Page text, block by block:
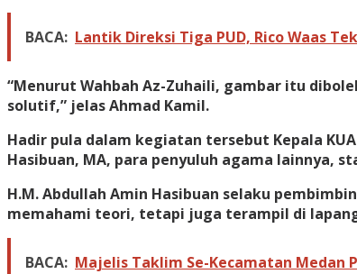
BACA: Lantik Direksi Tiga PUD, Rico Waas
“Menurut Wahbah Az-Zuhaili, gambar itu
solutif,” jelas Ahmad Kamil.
Hadir pula dalam kegiatan tersebut Kepala
Hasibuan, MA, para penyuluh agama lainnya,
H.M. Abdullah Amin Hasibuan selaku
memahami teori, tetapi juga terampil di
BACA: Majelis Taklim Se-Kecamatan Medan